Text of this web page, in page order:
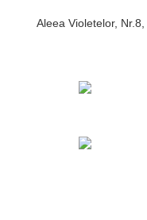
Aleea Violetelor,